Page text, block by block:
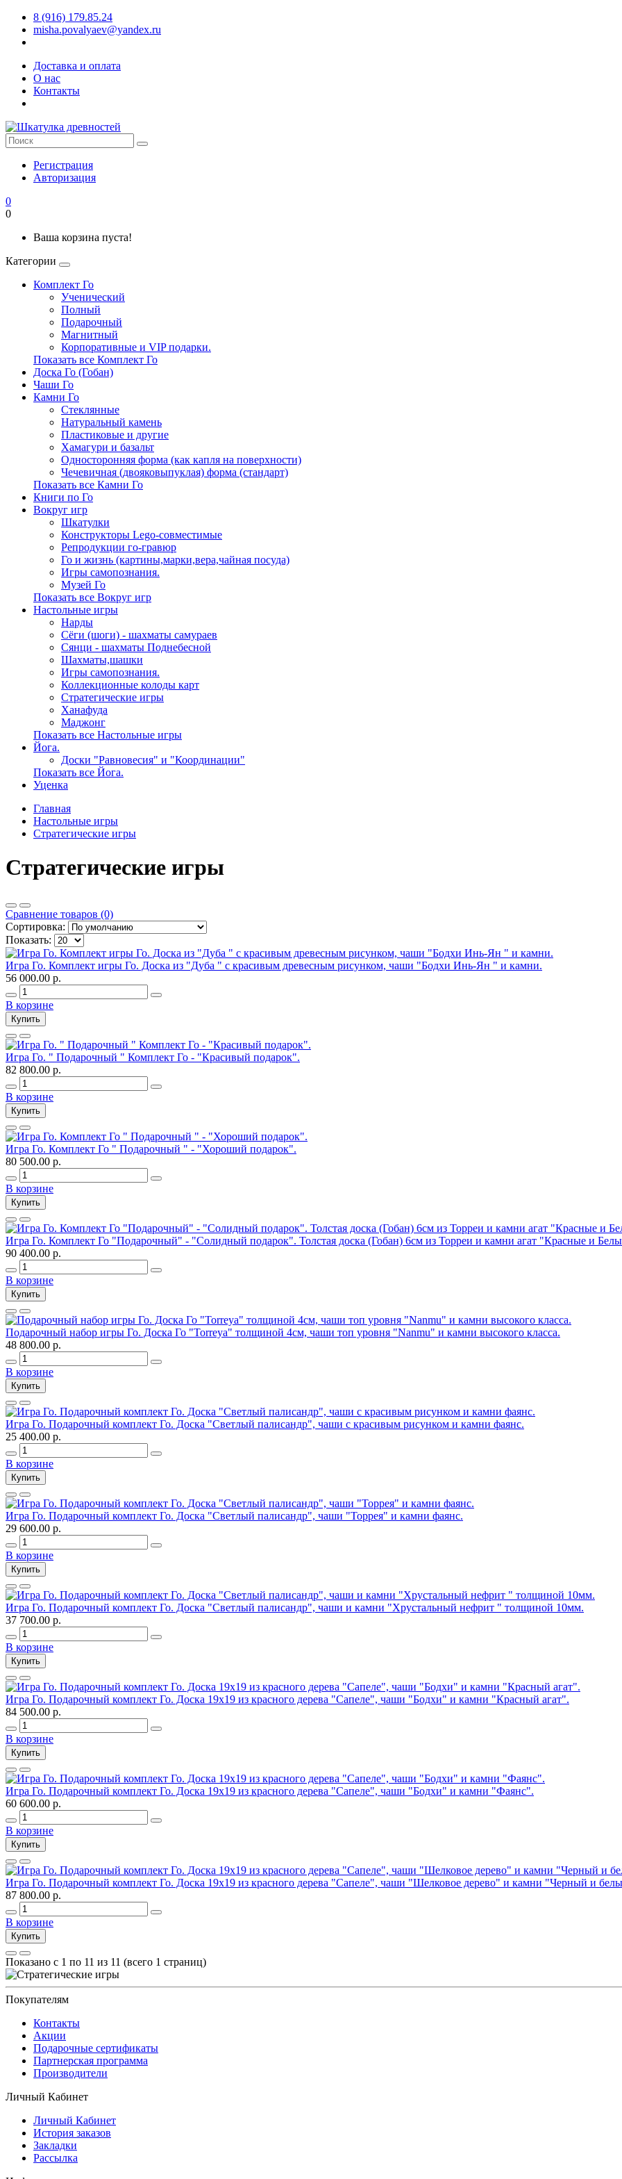
8 (916) 179.85.24
misha.povalyaev@yandex.ru
Доставка и оплата
О нас
Контакты
Регистрация
Авторизация
0
0
Ваша корзина пуста!
Категории
Комплект Го
Ученический
Полный
Подарочный
Магнитный
Корпоративные и VIP подарки.
Показать все Комплект Го
Доска Го (Гобан)
Чаши Го
Камни Го
Стеклянные
Натуральный камень
Пластиковые и другие
Хамагури и базальт
Односторонняя форма (как капля на поверхности)
Чечевичная (двояковыпуклая) форма (стандарт)
Показать все Камни Го
Книги по Го
Вокруг игр
Шкатулки
Конструкторы Lego-совместимые
Репродукции го-гравюр
Го и жизнь (картины,марки,вера,чайная посуда)
Игры самопознания.
Музей Го
Показать все Вокруг игр
Настольные игры
Нарды
Сёги (шоги) - шахматы самураев
Сянци - шахматы Поднебесной
Шахматы,шашки
Игры самопознания.
Коллекционные колоды карт
Стратегические игры
Ханафуда
Маджонг
Показать все Настольные игры
Йога.
Доски "Равновесия" и "Координации"
Показать все Йога.
Уценка
Главная
Настольные игры
Стратегические игры
Стратегические игры
Сравнение товаров (0)
Сортировка:
Показать:
Игра Го. Комплект игры Го. Доска из "Дуба " с красивым древесным рисунком, чаши "Бодхи Инь-Ян " и камни.
56 000.00 р.
В корзине
Купить
Игра Го. " Подарочный " Комплект Го - "Красивый подарок".
82 800.00 р.
В корзине
Купить
Игра Го. Комплект Го " Подарочный " - "Хороший подарок".
80 500.00 р.
В корзине
Купить
Игра Го. Комплект Го "Подарочный" - "Солидный подарок". Толстая доска (Гобан) 6см из Торреи и камни агат "Красные и
90 400.00 р.
В корзине
Купить
Подарочный набор игры Го. Доска Го "Torreya" толщиной 4см, чаши топ уровня "Nanmu" и камни высокого класса.
48 800.00 р.
В корзине
Купить
Игра Го. Подарочный комплект Го. Доска "Светлый палисандр", чаши с красивым рисунком и камни фаянс.
25 400.00 р.
В корзине
Купить
Игра Го. Подарочный комплект Го. Доска "Светлый палисандр", чаши "Торрея" и камни фаянс.
29 600.00 р.
В корзине
Купить
Игра Го. Подарочный комплект Го. Доска "Светлый палисандр", чаши и камни "Хрустальный нефрит " толщиной 10мм.
37 700.00 р.
В корзине
Купить
Игра Го. Подарочный комплект Го. Доска 19х19 из красного дерева "Сапеле", чаши "Бодхи" и камни "Красный агат".
84 500.00 р.
В корзине
Купить
Игра Го. Подарочный комплект Го. Доска 19х19 из красного дерева "Сапеле", чаши "Бодхи" и камни "Фаянс".
60 600.00 р.
В корзине
Купить
Игра Го. Подарочный комплект Го. Доска 19х19 из красного дерева "Сапеле", чаши "Шелковое дерево" и камни "Черный и
87 800.00 р.
В корзине
Купить
Показано с 1 по 11 из 11 (всего 1 страниц)
Покупателям
Контакты
Акции
Подарочные сертификаты
Партнерская программа
Производители
Личный Кабинет
Личный Кабинет
История заказов
Закладки
Рассылка